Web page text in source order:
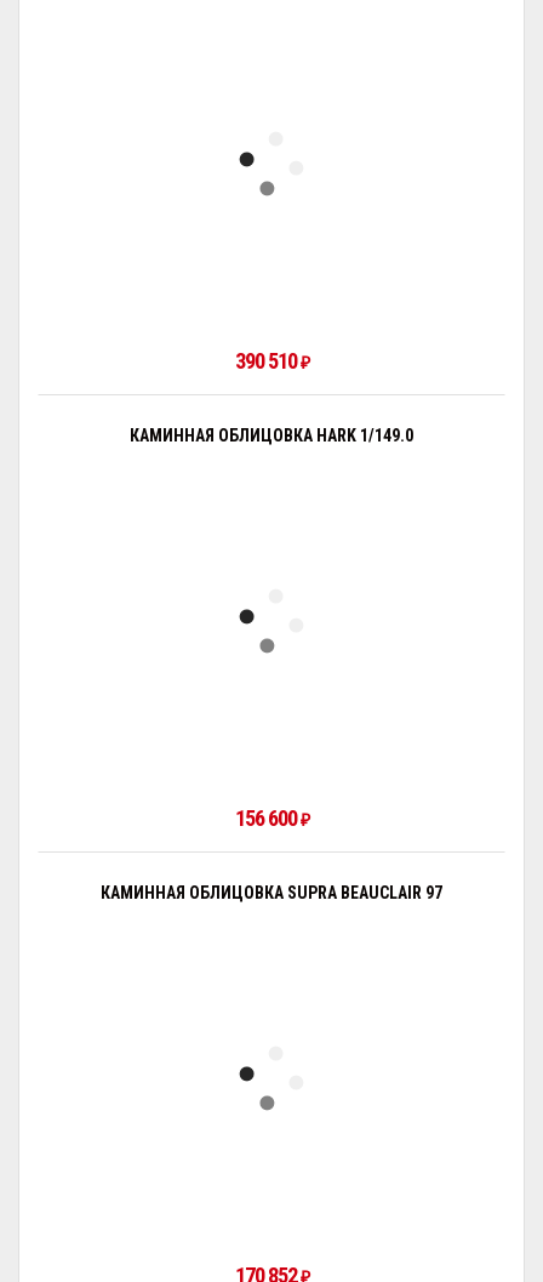
390 510₽
КАМИННАЯ ОБЛИЦОВКА HARK 1/149.0
156 600₽
КАМИННАЯ ОБЛИЦОВКА SUPRA BEAUCLAIR 97
170 852₽